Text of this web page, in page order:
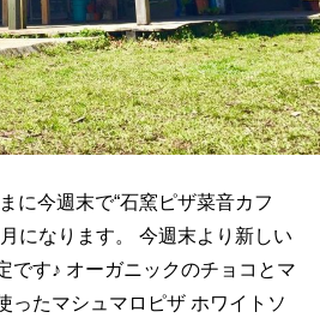
に今週末で“石窯ピザ菜音カフ
になります。 今週末より新しい
です♪ オーガニックのチョコとマ
ったマシュマロピザ ホワイトソ